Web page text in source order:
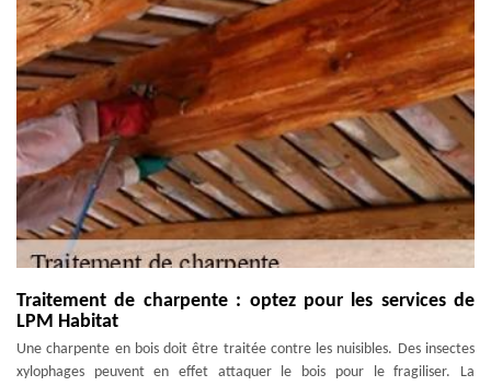
Traitement de charpente : optez pour les services de
LPM Habitat
Une charpente en bois doit être traitée contre les nuisibles. Des insectes
xylophages peuvent en effet attaquer le bois pour le fragiliser. La